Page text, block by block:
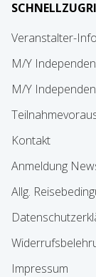
Veranstalter-
M/Y
M/Y
Kontakt
Anmeldung
Allg.
Impressum